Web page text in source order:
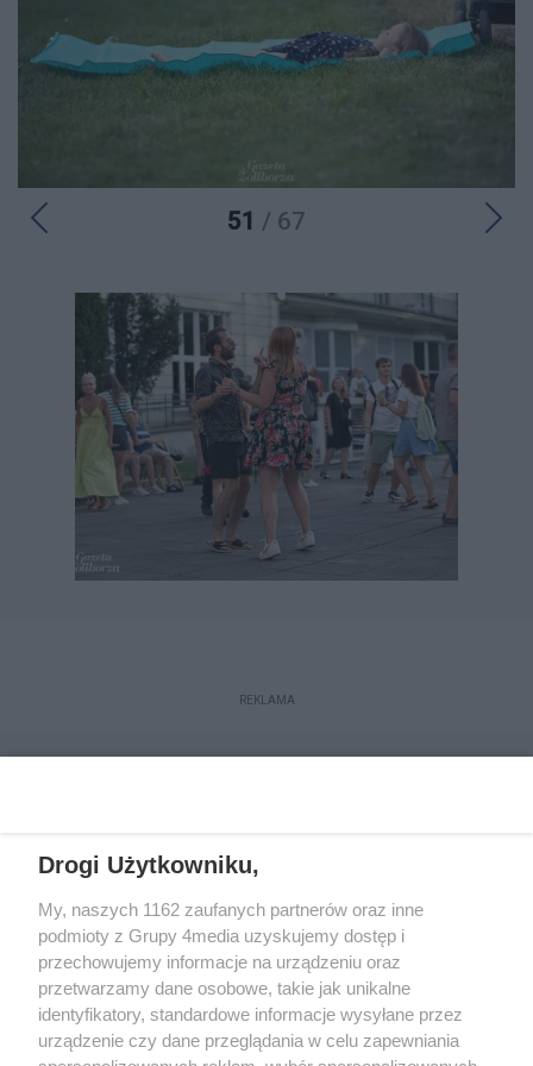
51 / 67
REKLAMA
Reklama Kontakt Regulamin
Dystrybucja
Regulamin prenumeraty
Polityka Prywatności
Drogi Użytkowniku,
My, naszych 1162 zaufanych partnerów oraz inne
podmioty z Grupy 4media uzyskujemy dostęp i
przechowujemy informacje na urządzeniu oraz
przetwarzamy dane osobowe, takie jak unikalne
identyfikatory, standardowe informacje wysyłane przez
urządzenie czy dane przeglądania w celu zapewniania